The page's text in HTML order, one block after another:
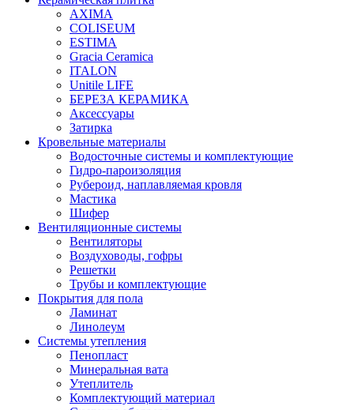
AXIMA
COLISEUM
ESTIMA
Gracia Ceramica
ITALON
Unitile LIFE
БЕРЕЗА КЕРАМИКА
Аксессуары
Затирка
Кровельные материалы
Водосточные системы и комплектующие
Гидро-пароизоляция
Рубероид, наплавляемая кровля
Мастика
Шифер
Вентиляционные системы
Вентиляторы
Воздуховоды, гофры
Решетки
Трубы и комплектующие
Покрытия для пола
Ламинат
Линолеум
Системы утепления
Пенопласт
Минеральная вата
Утеплитель
Комплектующий материал